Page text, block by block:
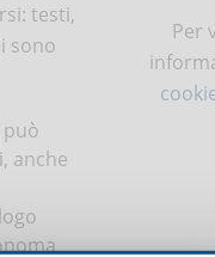
testi,
sono
anche
Per